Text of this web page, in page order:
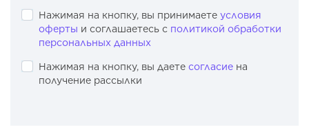
Нажимая на кнопку, вы принимаете условия
оферты и соглашаетесь с политикой обработки
персональных данных
Нажимая на кнопку, вы даете согласие на
получение рассылки